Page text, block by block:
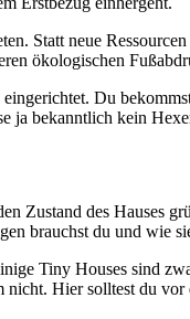
Statt neue
ökologischen
Du
ja bekanntlich kein
Zustand des Hauses
brauchst du und wie
Tiny Houses sind
nicht. Hier solltest du